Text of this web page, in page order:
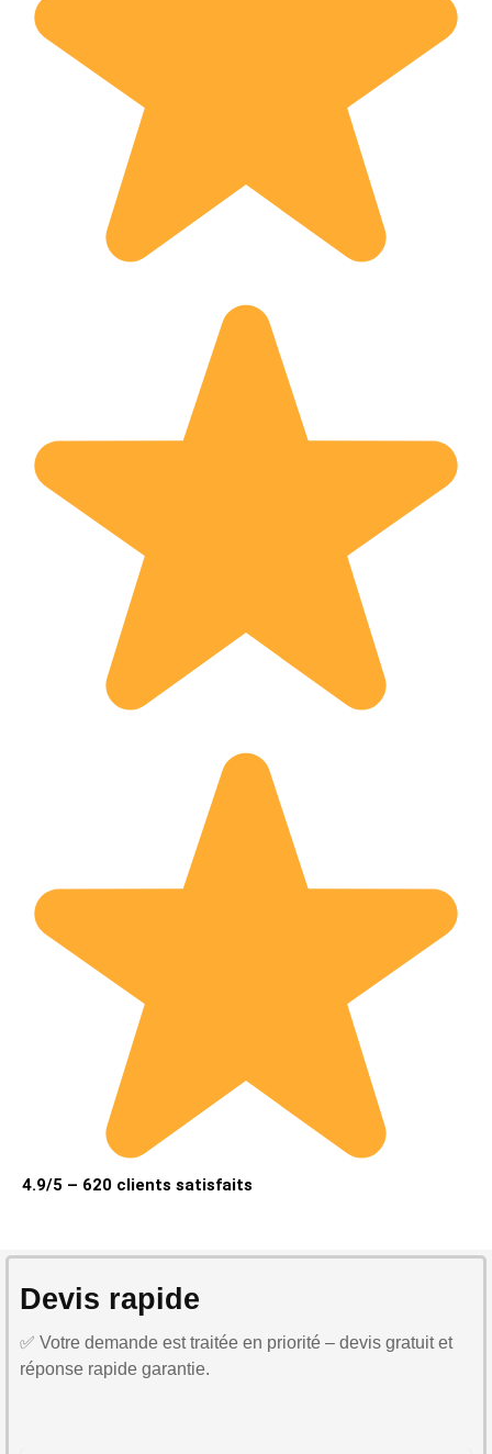
4.9/5 – 620 clients satisfaits
Devis rapide
✅ Votre demande est traitée en priorité – devis gratuit et
réponse rapide garantie.